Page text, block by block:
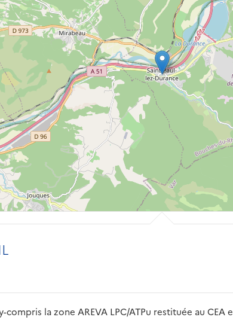
la zone AREVA LPC/ATPu restituée au CEA